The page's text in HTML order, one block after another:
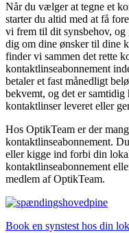
Når du vælger at tegne et
starter du altid med at få
vi frem til dit synsbehov, og
dig om dine ønsker til dine
finder vi sammen det rette
kontaktlinseabonnement
betaler et fast månedligt
bekvemt, og det er
kontaktlinser leveret eller
Hos OptikTeam er der
kontaktlinseabonnement.
eller kigge ind forbi din
kontaktlinseabonnement
medlem af OptikTeam.
Book en synstest hos din